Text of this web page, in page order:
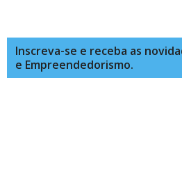
Inscreva-se e receba as
e Empreendedorismo.